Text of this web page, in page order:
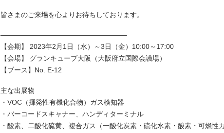
皆さまのご来場を心よりお待ちしております。
——————————————————–
【会期】 2023年2月1日（水）～3日（金）10:00～17:00
【会場】 グランキューブ大阪（大阪府立国際会議場）
【ブース】No. E-12
主な出展物
・VOC（揮発性有機化合物）ガス検知器
・バーコードスキャナー、ハンディターミナル
・酸素、二酸化硫黄、複合ガス（一酸化炭素・硫化水素・酸素・可燃性